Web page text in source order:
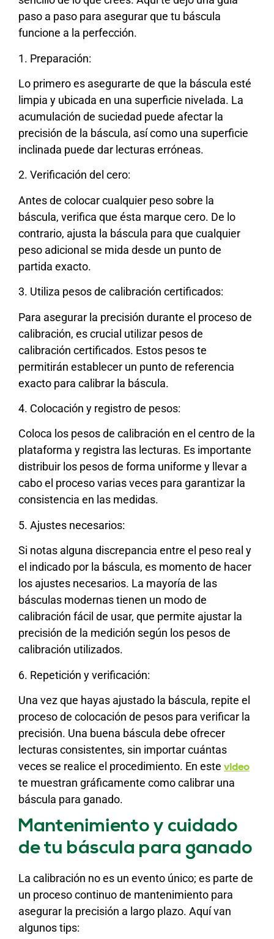
paso a paso para asegurar que tu báscula
funcione a la perfección.
1. Preparación:
Lo primero es asegurarte de que la báscula esté
limpia y ubicada en una superficie nivelada. La
acumulación de suciedad puede afectar la
precisión de la báscula, así como una superficie
inclinada puede dar lecturas erróneas.
2. Verificación del cero:
Antes de colocar cualquier peso sobre la
báscula, verifica que ésta marque cero. De lo
contrario, ajusta la báscula para que cualquier
peso adicional se mida desde un punto de
partida exacto.
3. Utiliza pesos de calibración certificados:
Para asegurar la precisión durante el proceso de
calibración, es crucial utilizar pesos de
calibración certificados. Estos pesos te
permitirán establecer un punto de referencia
exacto para calibrar la báscula.
4. Colocación y registro de pesos:
Coloca los pesos de calibración en el centro de la
plataforma y registra las lecturas. Es importante
distribuir los pesos de forma uniforme y llevar a
cabo el proceso varias veces para garantizar la
consistencia en las medidas.
5. Ajustes necesarios:
Si notas alguna discrepancia entre el peso real y
el indicado por la báscula, es momento de hacer
los ajustes necesarios. La mayoría de las
básculas modernas tienen un modo de
calibración fácil de usar, que permite ajustar la
precisión de la medición según los pesos de
calibración utilizados.
6. Repetición y verificación:
Una vez que hayas ajustado la báscula, repite el
proceso de colocación de pesos para verificar la
precisión. Una buena báscula debe ofrecer
lecturas consistentes, sin importar cuántas
veces se realice el procedimiento. En este video
te muestran gráficamente como calibrar una
báscula para ganado.
Mantenimiento y cuidado
de tu báscula para ganado
La calibración no es un evento único; es parte de
un proceso continuo de mantenimiento para
asegurar la precisión a largo plazo. Aquí van
algunos tips: